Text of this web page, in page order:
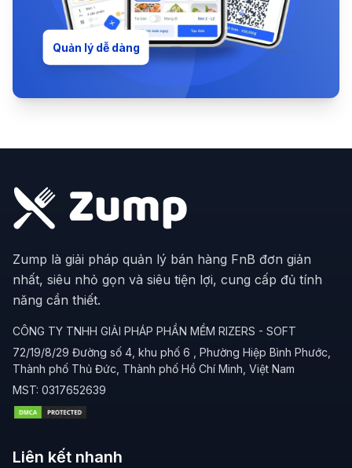
Quản lý dễ dàng
Zump là giải pháp quản lý bán hàng FnB đơn giản
nhất, siêu nhỏ gọn và siêu tiện lợi, cung cấp đủ tính
năng cần thiết.
CÔNG TY TNHH GIẢI PHÁP PHẦN MỀM RIZERS - SOFT
72/19/8/29 Đường số 4, khu phố 6 , Phường Hiệp Bình Phước,
Thành phố Thủ Đức, Thành phố Hồ Chí Minh, Việt Nam
MST: 0317652639
Liên kết nhanh